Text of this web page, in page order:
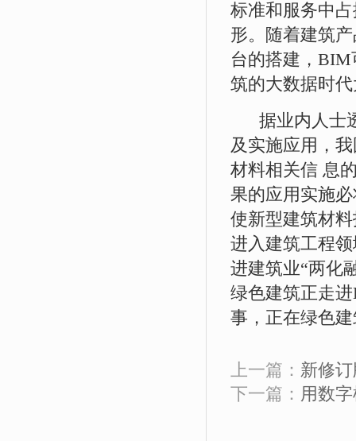
标准和服务中
形。随着建筑
台的搭建，
筑的大数据时
据业内人士透
及实施应用，
材料相关信 息
果的应用实施
使新型建筑材
进入建筑工程
进建筑业“两化
绿色建筑正走
事，正在绿色
上一篇： 新修
下一篇： 用数